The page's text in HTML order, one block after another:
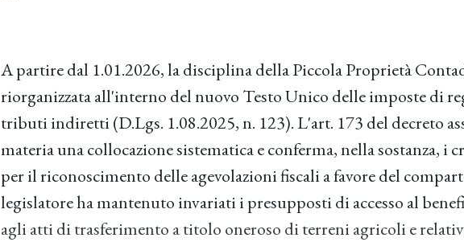
A partire dal 1.01.2026, la disciplina della Piccola Proprietà
riorganizzata all'interno del nuovo Testo Unico delle imposte di
tributi indiretti (D.Lgs. 1.08.2025, n. 123). L'art. 173 del decreto
materia una collocazione sistematica e conferma, nella sostanza, i
per il riconoscimento delle agevolazioni fiscali a favore del
legislatore ha mantenuto invariati i presupposti di accesso al
agli atti di trasferimento a titolo oneroso di terreni agricoli e